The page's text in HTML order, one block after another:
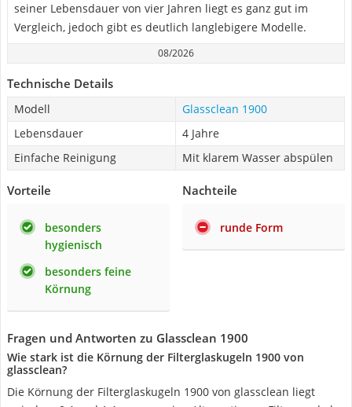
seiner Lebensdauer von vier Jahren liegt es ganz gut im
Vergleich, jedoch gibt es deutlich langlebigere Modelle.
08/2026
Technische Details
Modell
Glassclean 1900
Lebensdauer
4 Jahre
Einfache Reinigung
Mit klarem Wasser abspülen
Vorteile
besonders
hygienisch
besonders feine
Körnung
Nachteile
runde Form
Fragen und Antworten zu Glassclean 1900
Wie stark ist die Körnung der Filterglaskugeln 1900 von
glassclean?
Die Körnung der Filterglaskugeln 1900 von glassclean liegt